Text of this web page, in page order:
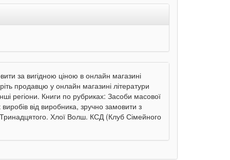
за вигідною ціною в онлайн магазині
продавцю у онлайн магазині літератури
регіони. Книги по рубриках: Засоби масової
від виробника, зручно замовити з
Хлої Волш. КСД (Клуб Сімейного